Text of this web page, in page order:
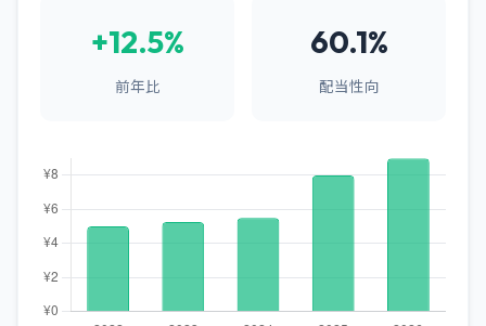
+12.5%
前年比
60.1%
配当性向